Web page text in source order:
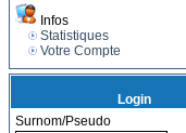
Infos
Statistiques
Votre Compte
Login
Surnom/Pseudo